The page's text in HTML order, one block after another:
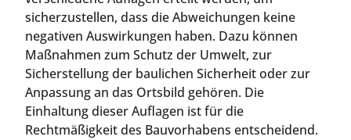
sicherzustellen, dass die Abweichungen keine
negativen Auswirkungen haben. Dazu können
Maßnahmen zum Schutz der Umwelt, zur
Sicherstellung der baulichen Sicherheit oder zur
Anpassung an das Ortsbild gehören. Die
Einhaltung dieser Auflagen ist für die
Rechtmäßigkeit des Bauvorhabens entscheidend.